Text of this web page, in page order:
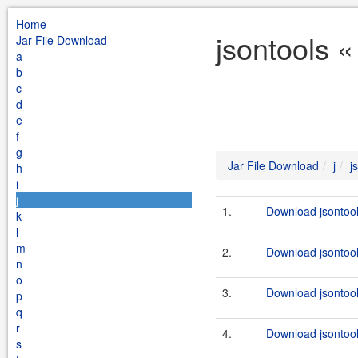
Home
Jar File Download
a
b
c
d
e
f
g
h
i
j
k
l
m
n
o
p
q
r
s
jsontools
Jar File Download j
1. Download
2. Download
3. Download
4. Download